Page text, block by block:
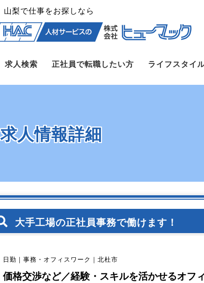
山梨で仕事をお探しなら
求人検索 正社員で転職したい方 ライフスタイ
求人情報詳細
大手工場の正社員事務で働けます！
日勤｜事務・オフィスワーク｜北杜市
価格交渉など／経験・スキルを活かせるオフ